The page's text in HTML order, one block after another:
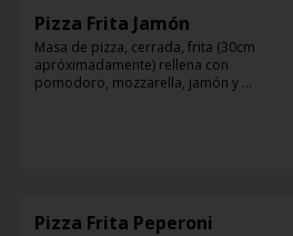
Pizza Frita Jamón
Masa de pizza, cerrada, frita (30cm
apróximadamente) rellena con
pomodoro, mozzarella, jamón y
Pizza Frita Peperoni